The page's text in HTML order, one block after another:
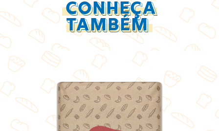
CONHEÇA
TAMBÉM